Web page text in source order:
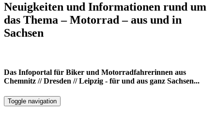
Neuigkeiten und Informationen rund um
das Thema – Motorrad – aus und in
Sachsen
Das Infoportal für Biker und Motorradfahrerinnen aus
Chemnitz // Dresden // Leipzig - für und aus ganz Sachsen...
Toggle navigation